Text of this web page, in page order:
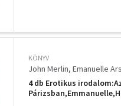
KÖNYV
John Merlin Emanuelle
4 db Erotikus